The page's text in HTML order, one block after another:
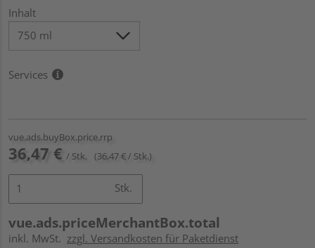
Inhalt
Services
vue.ads.buyBox.price.rrp
36,47 € / Stk. (36,47 € / Stk.)
Stk.
vue.ads.priceMerchantBox.total
inkl. MwSt. zzgl. Versandkosten für Paketdienst